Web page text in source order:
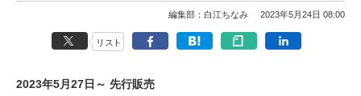
編集部：白江ちなみ 2023年5月24日 08:00
リスト
2023年5月27日～ 先行販売